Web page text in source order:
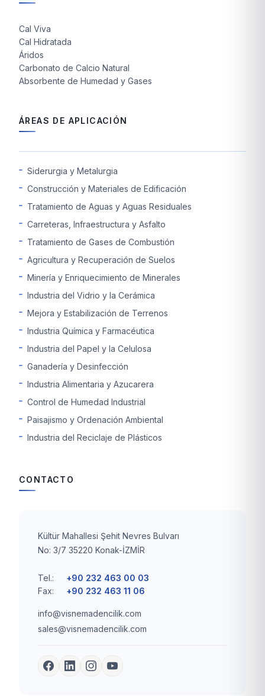
Cal Viva
Cal Hidratada
Áridos
Carbonato de Calcio Natural
Absorbente de Humedad y Gases
ÁREAS DE APLICACIÓN
Siderurgia y Metalurgia
Construcción y Materiales de Edificación
Tratamiento de Aguas y Aguas Residuales
Carreteras, Infraestructura y Asfalto
Tratamiento de Gases de Combustión
Agricultura y Recuperación de Suelos
Minería y Enriquecimiento de Minerales
Industria del Vidrio y la Cerámica
Mejora y Estabilización de Terrenos
Industria Química y Farmacéutica
Industria del Papel y la Celulosa
Ganadería y Desinfección
Industria Alimentaria y Azucarera
Control de Humedad Industrial
Paisajismo y Ordenación Ambiental
Industria del Reciclaje de Plásticos
CONTACTO
Kültür Mahallesi Şehit Nevres Bulvarı
No: 3/7 35220 Konak-İZMİR
Tel.:
+90 232 463 00 03
Fax:
+90 232 463 11 06
info@visnemadencilik.com
sales@visnemadencilik.com